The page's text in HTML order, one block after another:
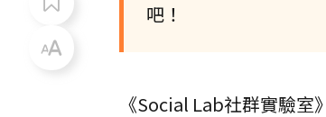
吧！
《Social Lab社群實驗